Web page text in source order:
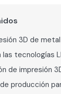
3D de
tecnologías
de impresión
producción